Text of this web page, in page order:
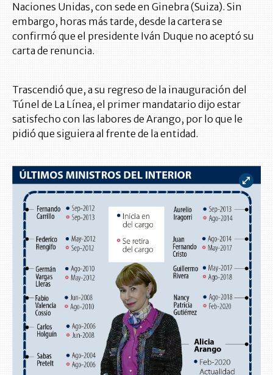
Naciones Unidas, con sede en Ginebra (Suiza). Sin
embargo, horas más tarde, desde la cartera se
confirmó que el presidente Iván Duque no aceptó su
carta de renuncia.
Trascendió que, a su regreso de la inauguración del
Túnel de La Línea, el primer mandatario dijo estar
satisfecho con las labores de Arango, por lo que le
pidió que siguiera al frente de la entidad.